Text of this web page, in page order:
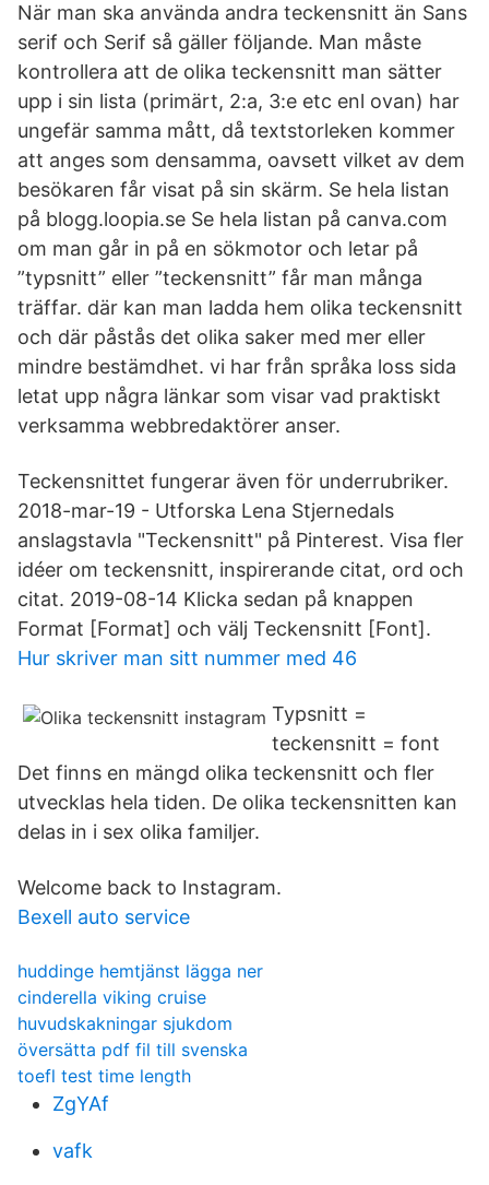
När man ska använda andra teckensnitt än Sans
serif och Serif så gäller följande. Man måste
kontrollera att de olika teckensnitt man sätter
upp i sin lista (primärt, 2:a, 3:e etc enl ovan) har
ungefär samma mått, då textstorleken kommer
att anges som densamma, oavsett vilket av dem
besökaren får visat på sin skärm. Se hela listan
på blogg.loopia.se Se hela listan på canva.com
om man går in på en sökmotor och letar på
”typsnitt” eller ”teckensnitt” får man många
träffar. där kan man ladda hem olika teckensnitt
och där påstås det olika saker med mer eller
mindre bestämdhet. vi har från språka loss sida
letat upp några länkar som visar vad praktiskt
verksamma webbredaktörer anser.
Teckensnittet fungerar även för underrubriker.
2018-mar-19 - Utforska Lena Stjernedals
anslagstavla "Teckensnitt" på Pinterest. Visa fler
idéer om teckensnitt, inspirerande citat, ord och
citat. 2019-08-14 Klicka sedan på knappen
Format [Format] och välj Teckensnitt [Font].
Hur skriver man sitt nummer med 46
Typsnitt =
teckensnitt = font
Det finns en mängd olika teckensnitt och fler
utvecklas hela tiden. De olika teckensnitten kan
delas in i sex olika familjer.
Welcome back to Instagram.
Bexell auto service
huddinge hemtjänst lägga ner
cinderella viking cruise
huvudskakningar sjukdom
översätta pdf fil till svenska
toefl test time length
ZgYAf
vafk